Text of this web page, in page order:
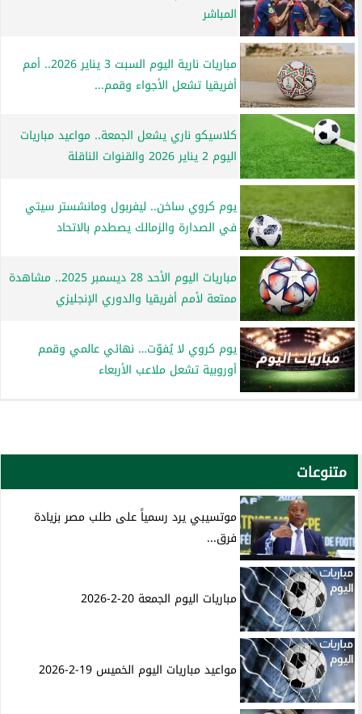
المباشر
مباريات نارية اليوم السبت 3 يناير 2026.. أمم
أفريقيا تشعل الأجواء وقمم...
كلاسيكو ناري يشعل الجمعة.. مواعيد مباريات
اليوم 2 يناير 2026 والقنوات الناقلة
يوم كروي ساخن.. ليفربول ومانشستر سيتي
في الصدارة والزمالك يصطدم بالاتحاد
مباريات اليوم الأحد 28 ديسمبر 2025.. مشاهدة
ممتعة لأمم أفريقيا والدوري الإنجليزي
يوم كروي لا يُفوّت… نهائي عالمي وقمم
أوروبية تشعل ملاعب الأربعاء
متنوعات
موتسيبي يرد رسمياً على طلب مصر بزيادة
فرق...
مباريات اليوم الجمعة 20-2-2026
مواعيد مباريات اليوم الخميس 19-2-2026